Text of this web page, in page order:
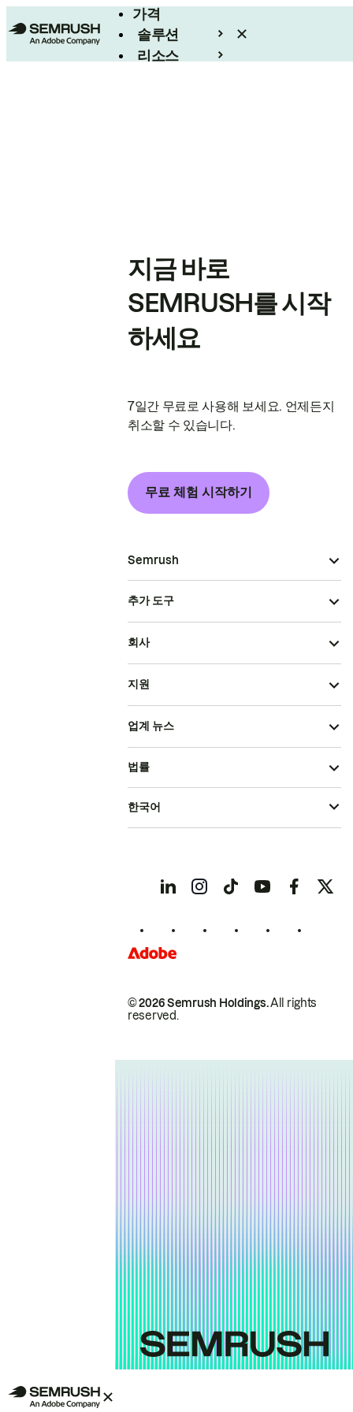
가격
솔루션
리소스
지금 바로
SEMRUSH를 시작
하세요
7일간 무료로 사용해 보세요. 언제든지
취소할 수 있습니다.
무료 체험 시작하기
Semrush
추가 도구
회사
지원
업계 뉴스
© 2026 Semrush Holdings.All rights
reserved.
법률
한국어